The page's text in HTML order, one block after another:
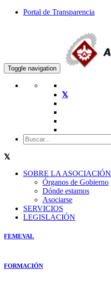
Portal de Transparencia
Toggle navigation
SOBRE LA ASOCIACIÓN
Órganos de Gobierno
Dónde estamos
Asociarse
SERVICIOS
LEGISLACIÓN
FEMEVAL
FORMACIÓN